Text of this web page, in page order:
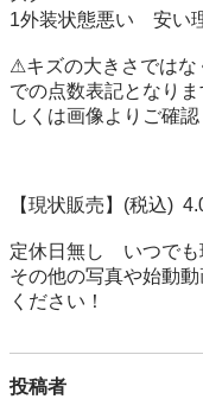
1外装状態悪い　安い
⚠︎キズの大きさではな
での点数表記となり
しくは画像よりご確認
【現状販売】(税込)
定休日無し　いつでも
その他の写真や始動
ください！
投稿者